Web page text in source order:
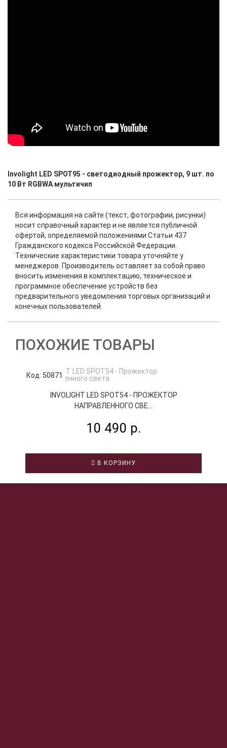
Involight LED SPOT95 - светодиодный прожектор, 9 шт. по
10 Вт RGBWA мультичип
Вся информация на сайте (текст, фотографии, рисунки)
носит справочный характер и не является публичной
офертой, определяемой положениями Статьи 437
Гражданского кодекса Российской Федерации.
Технические характеристики товара уточняйте у
менеджеров. Производитель оставляет за собой право
вносить изменения в комплектацию, техническое и
программное обеспечение устройств без
предварительного уведомления торговых организаций и
конечных пользователей.
ПОХОЖИЕ ТОВАРЫ
Код: 50871
INVOLIGHT LED SPOT54 - ПРОЖЕКТОР
НАПРАВЛЕННОГО СВЕ...
10 490 р.
В КОРЗИНУ